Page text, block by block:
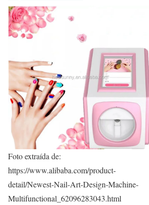
Foto extraída de:
https://www.alibaba.com/product-
detail/Newest-Nail-Art-Design-Machine-
Multifunctional_62096283043.html